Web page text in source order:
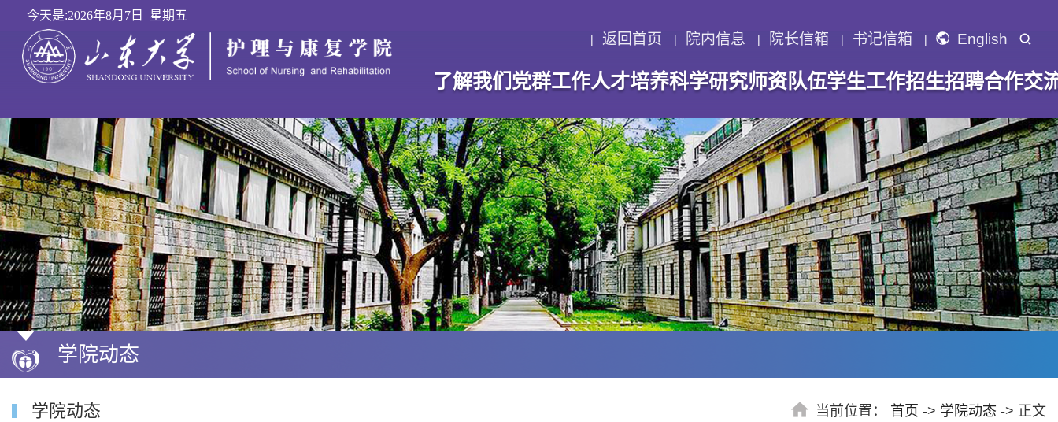
今天是:2026年8月7日 星期五
返回首页 院内信息 院长信箱 书记信箱 English
了解我们 党群工作人才培养科学研究师资队伍学生工作招生招聘合作交
学院动态
学院动态 当前位置： 首页 -> 学院动态 -> 正文